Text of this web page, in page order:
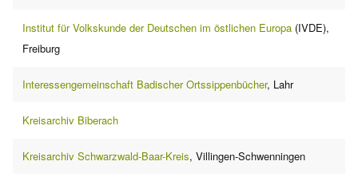
Institut für Volkskunde der Deutschen im östlichen Europa (IVDE),
Freiburg
Interessengemeinschaft Badischer Ortssippenbücher, Lahr
Kreisarchiv Biberach
Kreisarchiv Schwarzwald-Baar-Kreis, Villingen-Schwenningen